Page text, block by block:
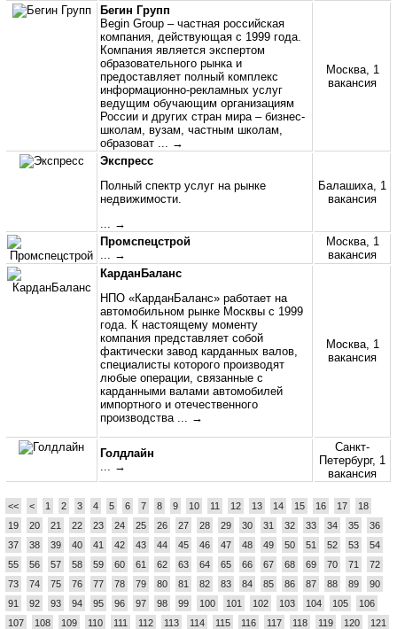
Бегин Групп
Begin Group – частная российская
компания, действующая с 1999 года.
Компания является экспертом
образовательного рынка и
предоставляет полный комплекс
информационно-рекламных услуг
ведущим обучающим организациям
России и других стран мира – бизнес-
школам, вузам, частным школам,
образоват
... →
Москва, 1
вакансия
Экспресс
Полный спектр услуг на рынке
недвижимости.
... →
Балашиха, 1
вакансия
Промспецстрой
... →
Москва, 1
вакансия
КарданБаланс
НПО «КарданБаланс» работает на
автомобильном рынке Москвы с 1999
года. К настоящему моменту
компания представляет собой
фактически завод карданных валов,
специалисты которого производят
любые операции, связанные с
карданными валами автомобилей
импортного и отечественного
производства
... →
Москва, 1
вакансия
Голдлайн
... →
Санкт-
Петербург, 1
вакансия
<< < 1 2 3 4 5 6 7 8 9 10 11 12 13 14 15 16 17
18
19
20 21 22 23 24 25 26 27 28 29 30 31 32 33 34 35
36
37
38 39 40 41 42 43 44 45 46 47 48 49 50 51 52 53
54
55
56 57 58 59 60 61 62 63 64 65 66 67 68 69 70 71
72
73
74 75 76 77 78 79 80 81 82 83 84 85 86 87 88 89
90
91
92 93 94 95 96 97 98 99 100 101 102 103 104 105
106
107
108 109 110 111 112 113 114 115 116 117 118 119 120
121